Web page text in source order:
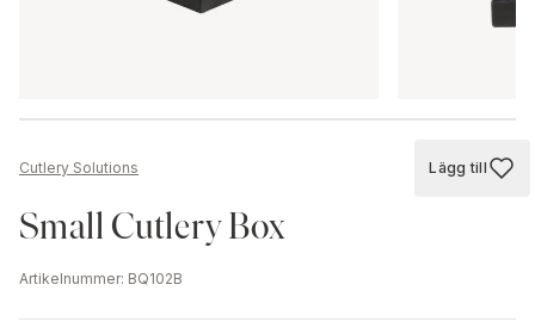
Cutlery Solutions Lägg till
Lägg till
Small Cutlery Box
Artikelnummer: BQ102B